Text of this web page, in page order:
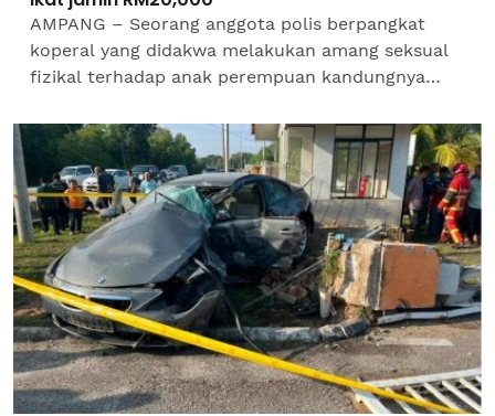
AMPANG – Seorang anggota polis berpangkat
koperal yang didakwa melakukan amang seksual
fizikal terhadap anak perempuan kandungnya
Sesyen di sini pada...